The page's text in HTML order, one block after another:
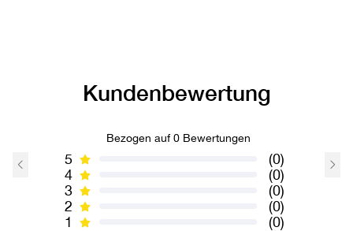
Kundenbewertung
Bezogen auf 0 Bewertungen
5
(0)
4
(0)
3
(0)
2
(0)
1
(0)